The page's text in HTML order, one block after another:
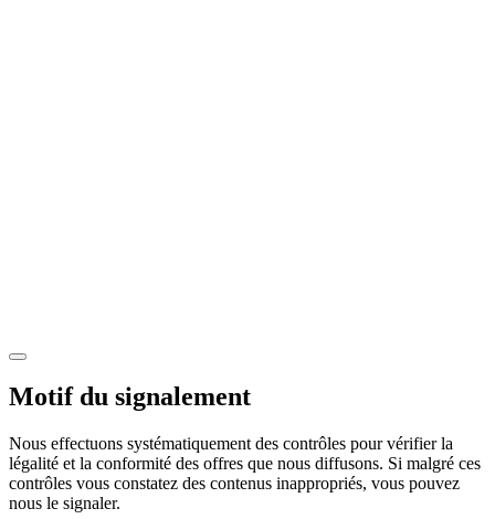
Motif du signalement
Nous effectuons systématiquement des contrôles pour vérifier la
légalité et la conformité des offres que nous diffusons. Si malgré ces
contrôles vous constatez des contenus inappropriés, vous pouvez
nous le signaler.